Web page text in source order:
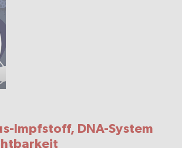
Impfstoff, DNA-System